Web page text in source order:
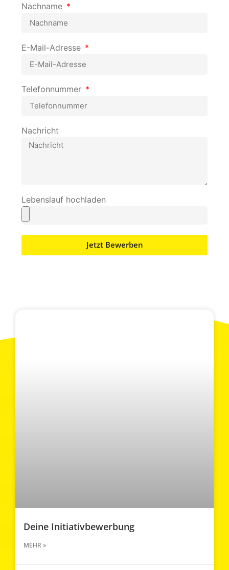
Nachname
E-Mail-Adresse
Telefonnummer
Nachricht
Lebenslauf hochladen
Jetzt Bewerben
Deine Initiativbewerbung
MEHR »